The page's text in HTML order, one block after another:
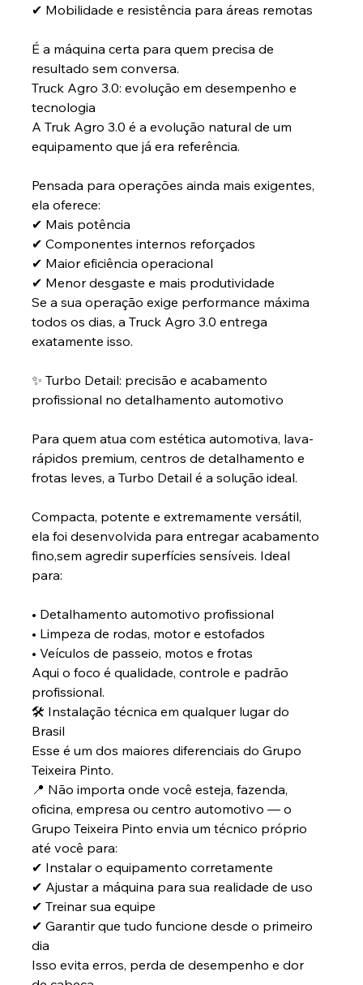
✔ Mobilidade e resistência para áreas remotas
É a máquina certa para quem precisa de
resultado sem conversa.
Truck Agro 3.0: evolução em desempenho e
tecnologia
A Truk Agro 3.0 é a evolução natural de um
equipamento que já era referência.
Pensada para operações ainda mais exigentes,
ela oferece:
✔ Mais potência
✔ Componentes internos reforçados
✔ Maior eficiência operacional
✔ Menor desgaste e mais produtividade
Se a sua operação exige performance máxima
todos os dias, a Truck Agro 3.0 entrega
exatamente isso.
✨ Turbo Detail: precisão e acabamento
profissional no detalhamento automotivo
Para quem atua com estética automotiva, lava-
rápidos premium, centros de detalhamento e
frotas leves, a Turbo Detail é a solução ideal.
Compacta, potente e extremamente versátil,
ela foi desenvolvida para entregar acabamento
fino,sem agredir superfícies sensíveis. Ideal
para:
• Detalhamento automotivo profissional
• Limpeza de rodas, motor e estofados
• Veículos de passeio, motos e frotas
Aqui o foco é qualidade, controle e padrão
profissional.
🛠 Instalação técnica em qualquer lugar do
Brasil
Esse é um dos maiores diferenciais do Grupo
Teixeira Pinto.
📍 Não importa onde você esteja, fazenda,
oficina, empresa ou centro automotivo — o
Grupo Teixeira Pinto envia um técnico próprio
até você para:
✔ Instalar o equipamento corretamente
✔ Ajustar a máquina para sua realidade de uso
✔ Treinar sua equipe
✔ Garantir que tudo funcione desde o primeiro
dia
Isso evita erros, perda de desempenho e dor